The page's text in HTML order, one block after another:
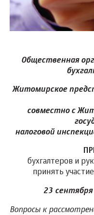
Общественная
Житомирское
совместно с
налоговой
бухгалтеров и
принять
23 сентября
Вопросы к